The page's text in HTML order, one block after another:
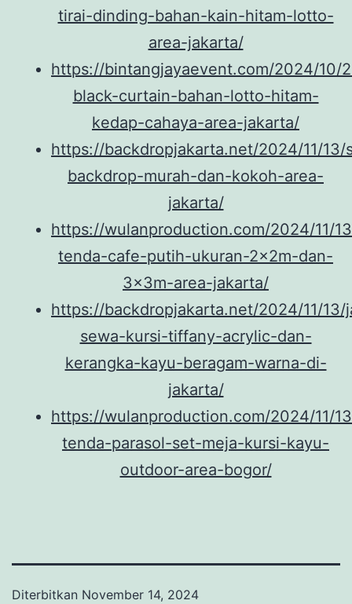
tirai-dinding-bahan-kain-hitam-lotto-
area-jakarta/
https://bintangjayaevent.com/2024/10/
black-curtain-bahan-lotto-hitam-
kedap-cahaya-area-jakarta/
https://backdropjakarta.net/2024/11/13/
backdrop-murah-dan-kokoh-area-
jakarta/
https://wulanproduction.com/2024/11/
tenda-cafe-putih-ukuran-2x2m-dan-
3x3m-area-jakarta/
https://backdropjakarta.net/2024/11/13/
sewa-kursi-tiffany-acrylic-dan-
kerangka-kayu-beragam-warna-di-
jakarta/
https://wulanproduction.com/2024/11/
tenda-parasol-set-meja-kursi-kayu-
outdoor-area-bogor/
Diterbitkan November 14, 2024